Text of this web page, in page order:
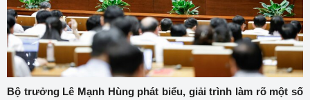
Bộ trưởng Lê Mạnh Hùng phát biểu, giải trình làm rõ một số